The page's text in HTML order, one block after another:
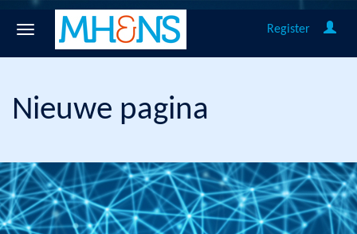
Register
Nieuwe pagina